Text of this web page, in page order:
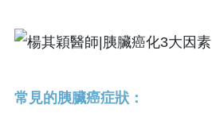
常見的胰臟癌症狀：